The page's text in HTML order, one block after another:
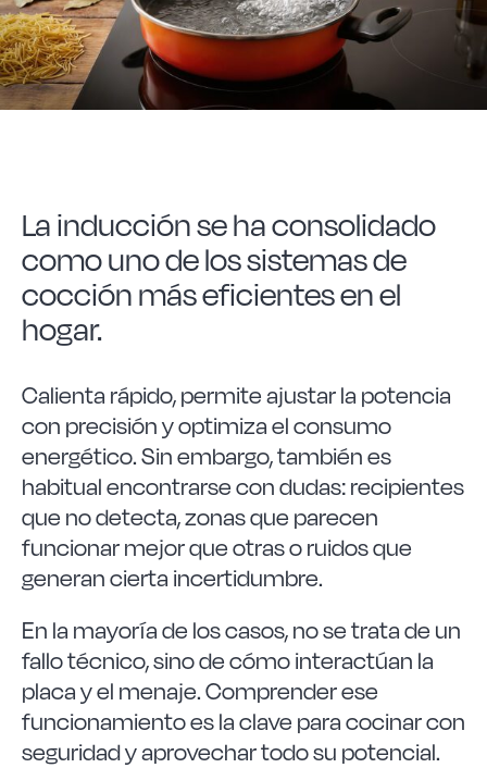
Más Menaje
Sostenibles
Cocinando
Las Noticias
FAQ
Contacto
La inducción se ha consolidado
como uno de los sistemas de
cocción más eficientes en el
hogar.
Calienta rápido, permite ajustar la potencia
con precisión y optimiza el consumo
energético. Sin embargo, también es
habitual encontrarse con dudas: recipientes
que no detecta, zonas que parecen
funcionar mejor que otras o ruidos que
generan cierta incertidumbre.
En la mayoría de los casos, no se trata de un
fallo técnico, sino de cómo interactúan la
placa y el menaje. Comprender ese
funcionamiento es la clave para cocinar con
seguridad y aprovechar todo su potencial.